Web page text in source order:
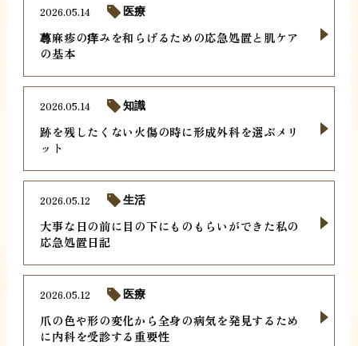
蕁麻疹の痒みを和らげるための応急処置と肌ケア
の基本
2026.05.14 医療
跡を残したくない火傷の時に形成外科を選ぶメリ
ット
2026.05.14 知識
大事な日の前に目の下にものもらいができた私の
応急処置日記
2026.05.12 生活
爪の色や形の変化から全身の病気を発見するため
に内科を受診する重要性
2026.05.12 医療